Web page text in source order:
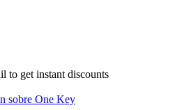
to get instant discounts
sobre One Key